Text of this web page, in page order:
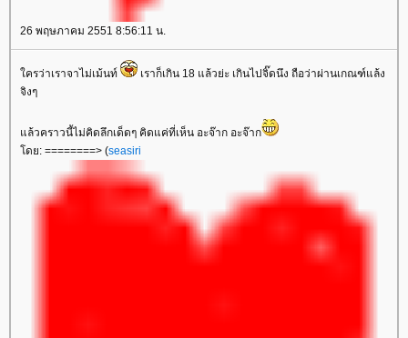
26 พฤษภาคม 2551 8:56:11 น.
ใครว่าเราจาไม่เม้นท์
เราก็เกิน 18 แล้วย่ะ เกินไปจิ๊ดนึง ถือว่าผ่านเกณฑ์แล้ง
จิงๆ
แล้วคราวนี้ไม่คิดลึกเด็ดๆ คิดแค่ที่เห็น อะจ๊าก อะจ๊าก
โดย: ========> (seasiri